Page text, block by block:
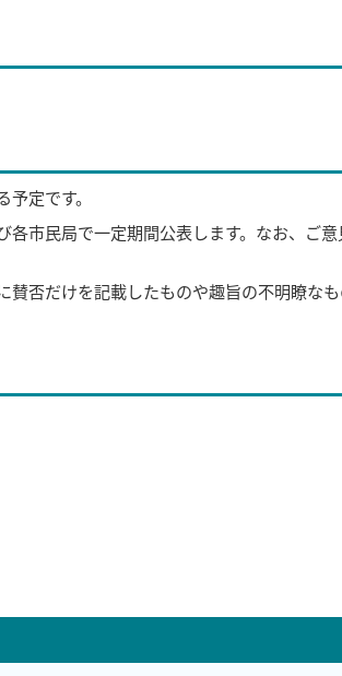
定です。
市民局で一定期間公表します。なお、ご
賛否だけを記載したものや趣旨の不明瞭な